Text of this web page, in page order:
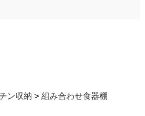
ン収納
組み合わせ食器棚